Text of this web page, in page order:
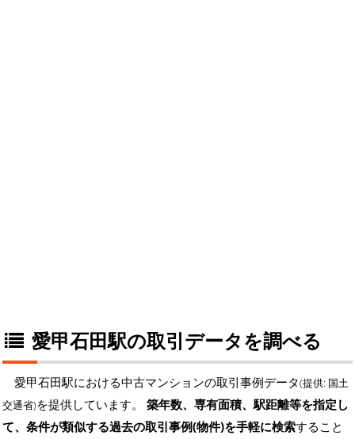
愛甲石田駅の取引データを調べる
愛甲石田駅における中古マンションの取引事例データ(提供: 国土
交通省)を提供しています。 築年数、専有面積、駅距離等を指定し
て、条件が類似する過去の取引事例(物件)を手軽に検索すること